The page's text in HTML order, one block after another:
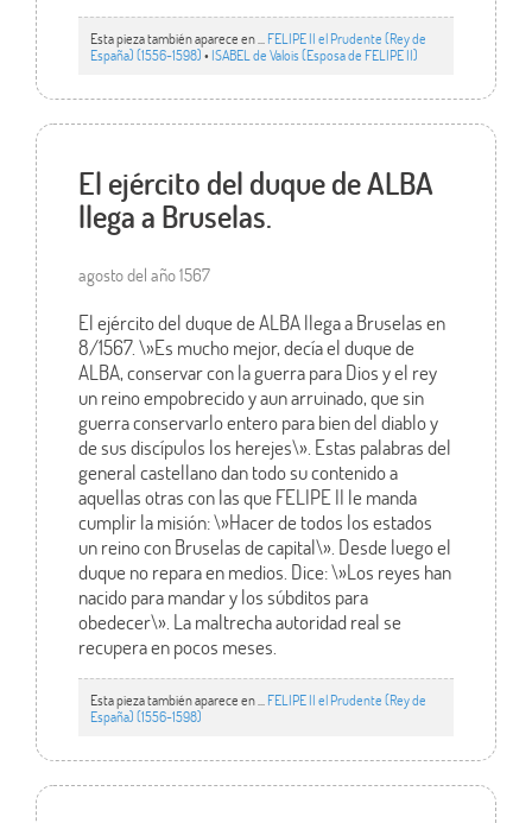
Esta pieza también aparece en ... FELIPE II el Prudente (Rey de
España) (1556-1598)• ISABEL de Valois (Esposa de FELIPE II)
El ejército del duque de ALBA
llega a Bruselas.
agosto del año 1567
El ejército del duque de ALBA llega a Bruselas en
8/1567. \»Es mucho mejor, decía el duque de
ALBA, conservar con la guerra para Dios y el rey
un reino empobrecido y aun arruinado, que sin
guerra conservarlo entero para bien del diablo y
de sus discípulos los herejes\». Estas palabras del
general castellano dan todo su contenido a
aquellas otras con las que FELIPE II le manda
cumplir la misión: \»Hacer de todos los estados
un reino con Bruselas de capital\». Desde luego el
duque no repara en medios. Dice: \»Los reyes han
nacido para mandar y los súbditos para
obedecer\». La maltrecha autoridad real se
recupera en pocos meses.
Esta pieza también aparece en ... FELIPE II el Prudente (Rey de
España) (1556-1598)